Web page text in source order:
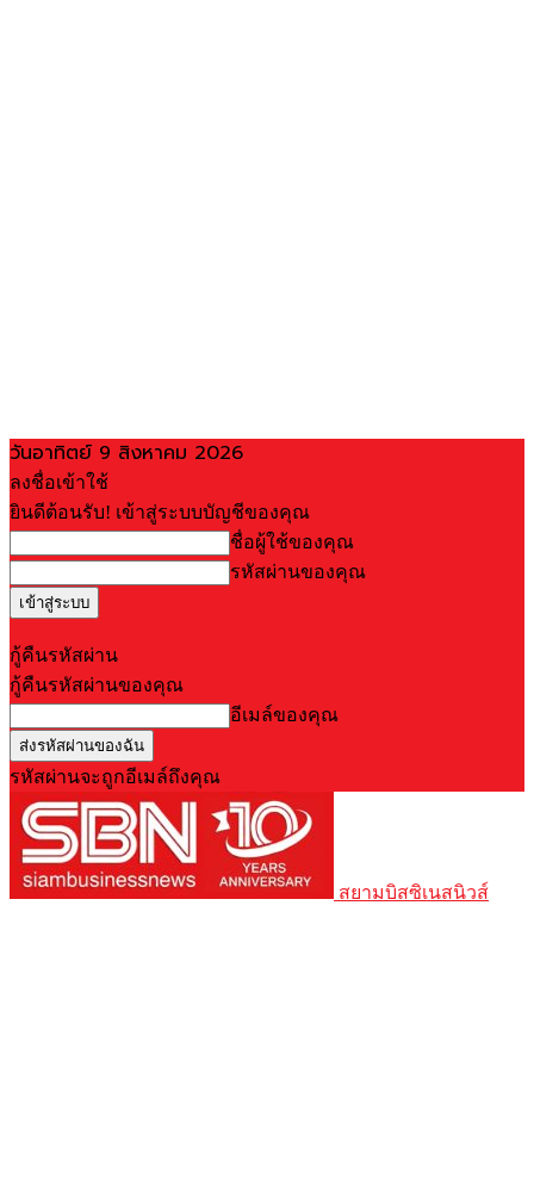
วันอาทิตย์ 9 สิงหาคม 2026
ลงชื่อเข้าใช้
ยินดีต้อนรับ! เข้าสู่ระบบบัญชีของคุณ
ชื่อผู้ใช้ของคุณ
รหัสผ่านของคุณ
กู้คืนรหัสผ่าน
กู้คืนรหัสผ่านของคุณ
อีเมล์ของคุณ
รหัสผ่านจะถูกอีเมล์ถึงคุณ
สยามบิสซิเนสนิวส์